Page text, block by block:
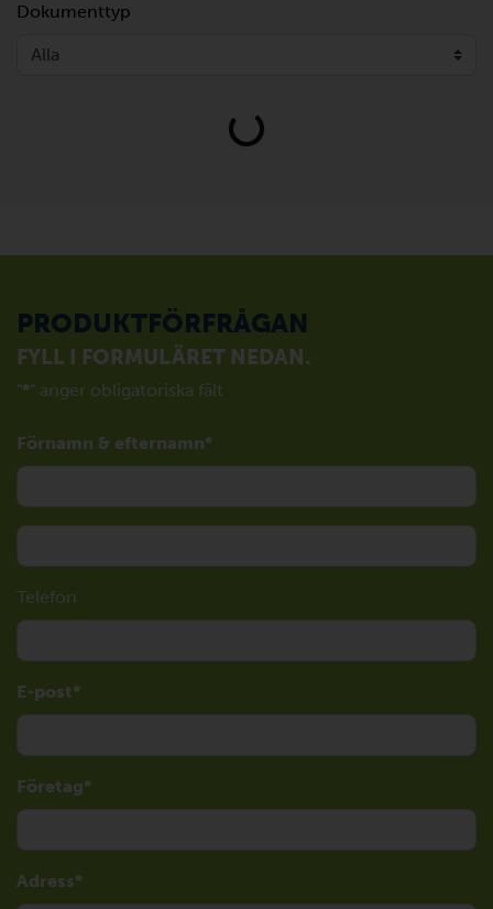
Dokumenttyp
Loading...
PRODUKTFÖRFRÅGAN
FYLL I FORMULÄRET NEDAN.
"*" anger obligatoriska fält
Förnamn & efternamn
Telefon
E-post
Företag
Adress